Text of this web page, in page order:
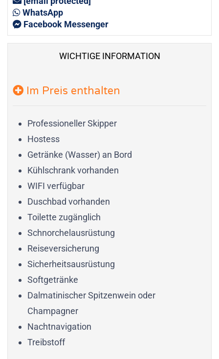
WhatsApp
Facebook Messenger
WICHTIGE INFORMATION
Im Preis enthalten
Professioneller Skipper
Hostess
Getränke (Wasser) an Bord
Kühlschrank vorhanden
WIFI verfügbar
Duschbad vorhanden
Toilette zugänglich
Schnorchelausrüstung
Reiseversicherung
Sicherheitsausrüstung
Softgetränke
Dalmatinischer Spitzenwein oder
Champagner
Nachtnavigation
Treibstoff